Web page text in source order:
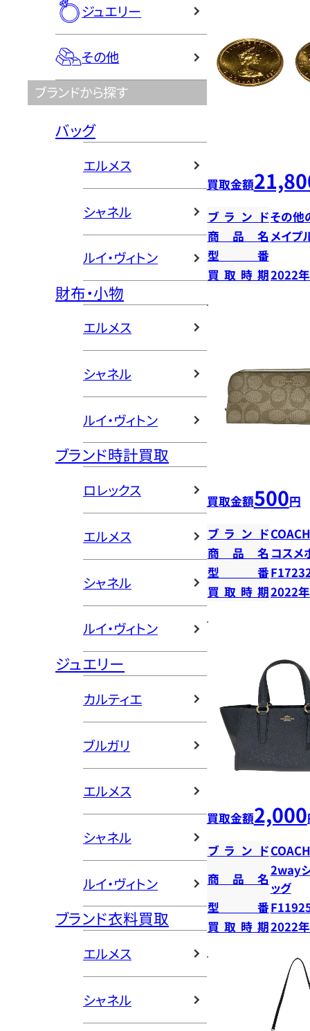
ジュエリー
その他
ブランドから探す
バッグ
エルメス
シャネル
ルイ・ヴィトン
財布・小物
エルメス
シャネル
ルイ・ヴィトン
ブランド時計買取
ロレックス
エルメス
シャネル
ルイ・ヴィトン
ジュエリー
カルティエ
ブルガリ
エルメス
シャネル
ルイ・ヴィトン
ブランド衣料買取
エルメス
シャネル
買取金額
ブランドその他
商品名 メイプ
型番
買取時期2022
買取金額500円
ブランドCOACH
商品名 コスメ
型番
買取時期2022
買取金額2,000
ブランドCOACH
商品名
2way
ッグ
型番
買取時期2022